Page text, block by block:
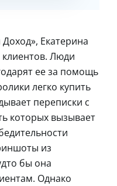
Екатерина
Люди
ее за помощь
легко купить
переписки с
которых вызывает
из
бы она
Однако